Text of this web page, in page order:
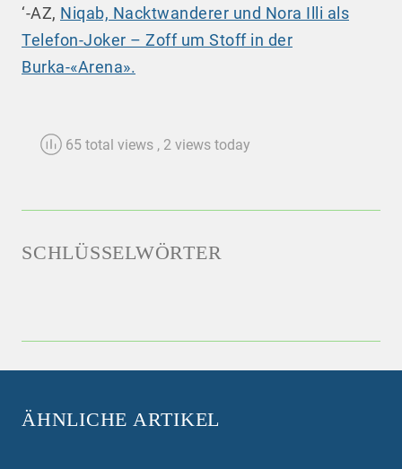
‘-AZ, Niqab, Nacktwanderer und Nora Illi als
Telefon-Joker – Zoff um Stoff in der
Burka-«Arena».
65 total views , 2 views today
SCHLÜSSELWÖRTER
ÄHNLICHE ARTIKEL